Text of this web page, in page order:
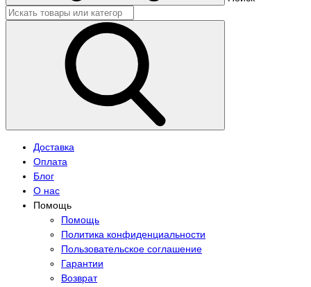
Доставка
Оплата
Блог
О нас
Помощь
Помощь
Политика конфиденциальности
Пользовательское соглашение
Гарантии
Возврат